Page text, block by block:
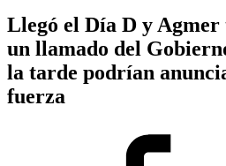
Llegó el Día D y
un llamado del
la tarde podrían
fuerza